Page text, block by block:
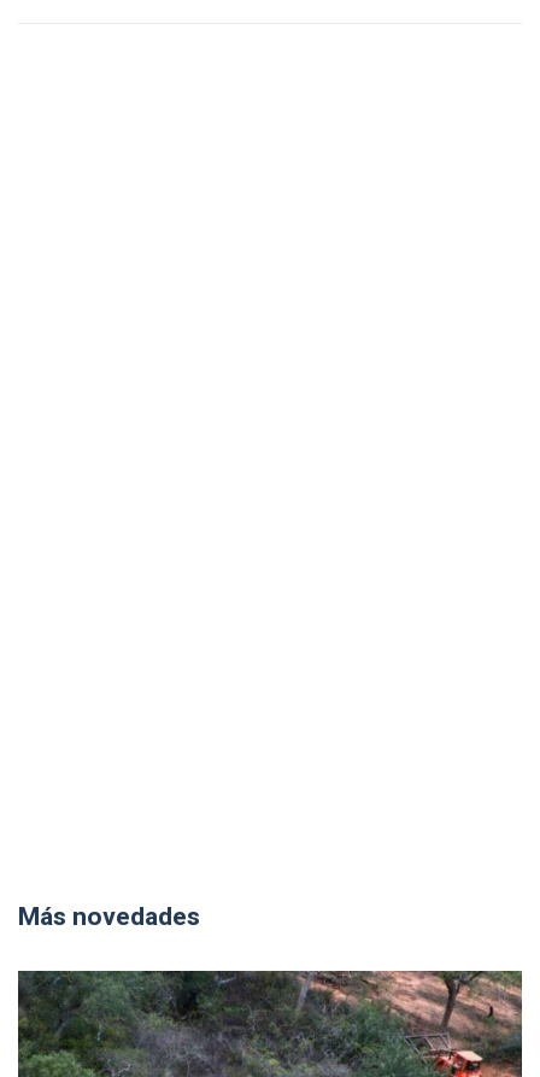
Más novedades